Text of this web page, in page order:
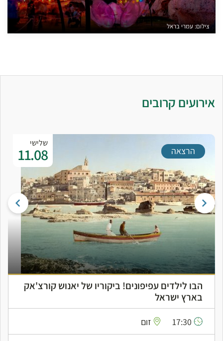
צילום: עמרי בראל
אירועים קרובים
שלישי
11.08 הרצאה
הבו לילדים עפיפונים! ביקוריו של יאנוש קורצ'אק
בארץ ישראל
זום